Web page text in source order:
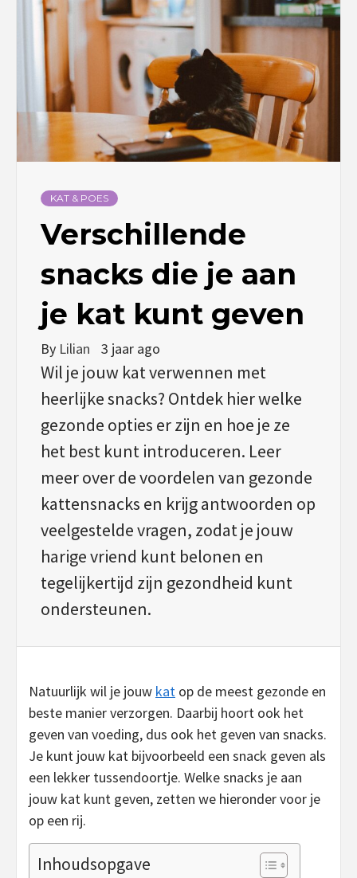
KAT & POES
Verschillende
snacks die je aan
je kat kunt geven
By Lilian 3 jaar ago
Wil je jouw kat verwennen met
heerlijke snacks? Ontdek hier welke
gezonde opties er zijn en hoe je ze
het best kunt introduceren. Leer
meer over de voordelen van gezonde
kattensnacks en krijg antwoorden op
veelgestelde vragen, zodat je jouw
harige vriend kunt belonen en
tegelijkertijd zijn gezondheid kunt
ondersteunen.
Natuurlijk wil je jouw kat op de meest gezonde en
beste manier verzorgen. Daarbij hoort ook het
geven van voeding, dus ook het geven van snacks.
Je kunt jouw kat bijvoorbeeld een snack geven als
een lekker tussendoortje. Welke snacks je aan
jouw kat kunt geven, zetten we hieronder voor je
op een rij.
Inhoudsopgave